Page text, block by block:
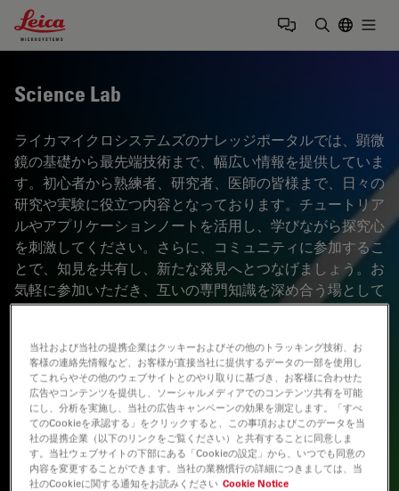
Leica Microsystems Logo
Science Lab
ライカマイクロシステムズのナレッジポータルでは、顕微
鏡の基礎から最先端技術まで、幅広い情報を提供していま
す。初心者から熟練者、研究者、医師の皆様まで、日々の
研究や実験に役立つ内容となっております。チュートリア
ルやアプリケーションノートを活用し、学びながら探究心
を刺激してください。さらに、コミュニティに参加するこ
とで、知見を共有し、新たな発見へとつなげましょう。お
気軽に参加いただき、互いの専門知識を深め合う場として
ご活用ください。
当社および当社の提携企業はクッキーおよびその他のトラッキング技術、お
客様の連絡先情報など、お客様が直接当社に提供するデータの一部を使用し
てこれらやその他のウェブサイトとのやり取りに基づき、お客様に合わせた
広告やコンテンツを提供し、ソーシャルメディアでのコンテンツ共有を可能
にし、分析を実施し、当社の広告キャンペーンの効果を測定します。「すべ
てのCookieを承認する」をクリックすると、この事項およびこのデータを当
社の提携企業（以下のリンクをご覧ください）と共有することに同意しま
す。当社ウェブサイトの下部にある「Cookieの設定」から、いつでも同意の
内容を変更することができます。当社の業務慣行の詳細につきましては、当
社のCookieに関する通知をお読みください Cookie Notice